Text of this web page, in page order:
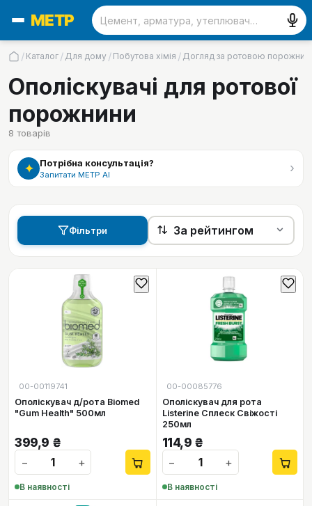
/ Каталог / Для дому / Побутова хімія / Догляд за ротовою
Ополіскувачі для ротової
порожнини
8 товарів
✦ Потрібна консультація?
Запитати МЕТР АІ ›
Фільтри
00-00119741
Ополіскувач д/рота Biomed
"Gum Health" 500мл
399,9 ₴
−
+
В наявності
00-00085776
Ополіскувач для рота
Listerine Сплеск Свіжості
250мл
114,9 ₴
−
+
В наявності